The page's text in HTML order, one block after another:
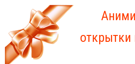
открытки